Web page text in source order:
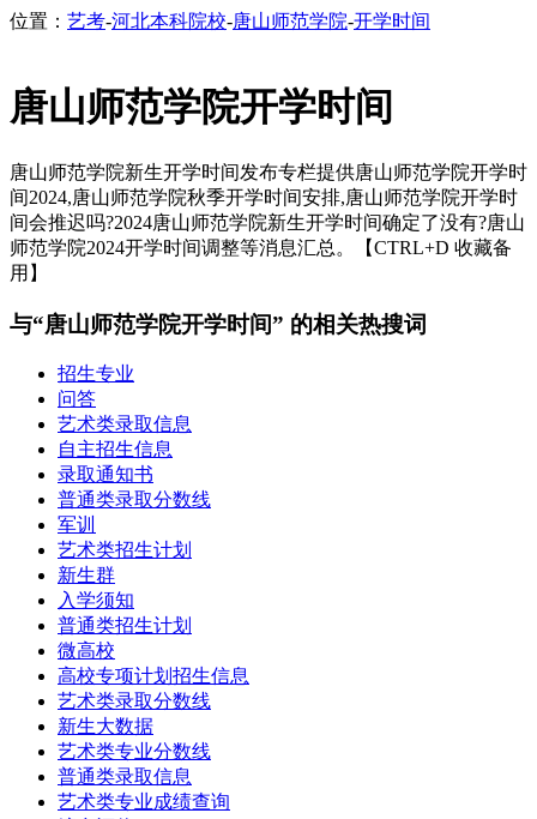
位置： 艺考-河北本科院校-唐山师范学院-开学时间
唐山师范学院开学时间
唐山师范学院新生开学时间发布专栏提供唐山师范学院开学时
间2024,唐山师范学院秋季开学时间安排,唐山师范学院开学时
间会推迟吗?2024唐山师范学院新生开学时间确定了没有?唐山
师范学院2024开学时间调整等消息汇总。【CTRL+D 收藏备
用】
与“唐山师范学院开学时间” 的相关热搜词
招生专业
问答
艺术类录取信息
自主招生信息
录取通知书
普通类录取分数线
军训
艺术类招生计划
新生群
入学须知
普通类招生计划
微高校
高校专项计划招生信息
艺术类录取分数线
新生大数据
艺术类专业分数线
普通类录取信息
艺术类专业成绩查询